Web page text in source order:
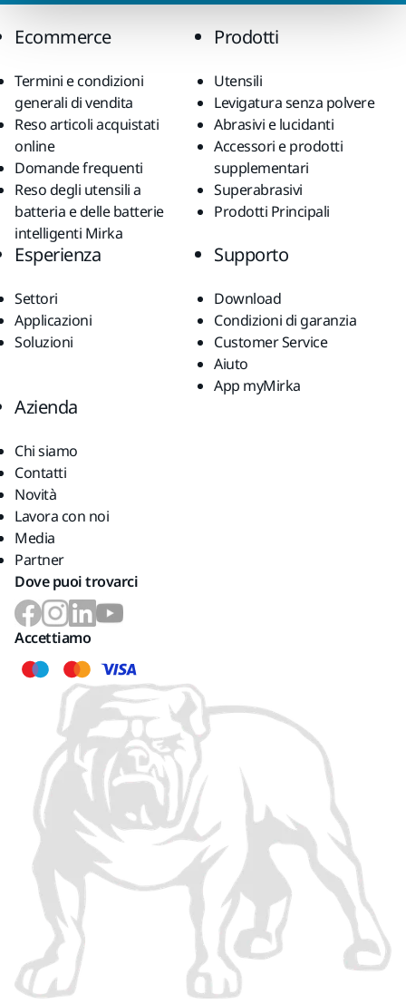
Ecommerce
Termini e condizioni
generali di vendita
Reso articoli acquistati
online
Domande frequenti
Reso degli utensili a
batteria e delle batterie
intelligenti Mirka
Prodotti
Utensili
Levigatura senza polvere
Abrasivi e lucidanti
Accessori e prodotti
supplementari
Superabrasivi
Prodotti Principali
Esperienza
Settori
Applicazioni
Soluzioni
Supporto
Download
Condizioni di garanzia
Customer Service
Aiuto
App myMirka
Azienda
Chi siamo
Contatti
Novità
Lavora con noi
Media
Partner
Dove puoi trovarci
Accettiamo